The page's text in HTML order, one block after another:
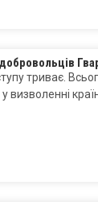
триває.
визволенні